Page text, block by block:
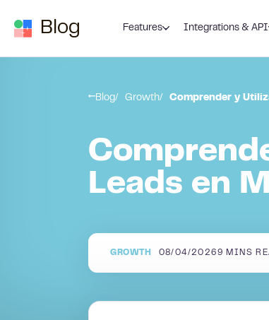
Blog Features Integrations & API
Blog Growth Comprender y
Leads en
GROWTH 08/04/2026 9 MINS